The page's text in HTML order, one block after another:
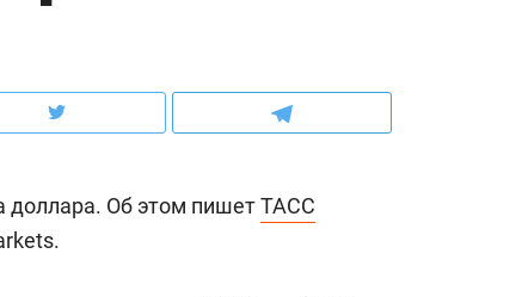
доллара. Об этом пишетТАСС